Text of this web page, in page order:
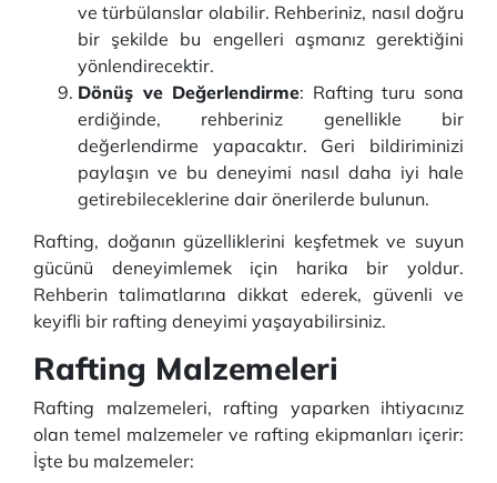
ve türbülanslar olabilir. Rehberiniz, nasıl doğru
bir şekilde bu engelleri aşmanız gerektiğini
yönlendirecektir.
Dönüş ve Değerlendirme: Rafting turu sona
erdiğinde, rehberiniz genellikle bir
değerlendirme yapacaktır. Geri bildiriminizi
paylaşın ve bu deneyimi nasıl daha iyi hale
getirebileceklerine dair önerilerde bulunun.
Rafting, doğanın güzelliklerini keşfetmek ve suyun
gücünü deneyimlemek için harika bir yoldur.
Rehberin talimatlarına dikkat ederek, güvenli ve
keyifli bir rafting deneyimi yaşayabilirsiniz.
Rafting Malzemeleri
Rafting malzemeleri, rafting yaparken ihtiyacınız
olan temel malzemeler ve rafting ekipmanları içerir:
İşte bu malzemeler: